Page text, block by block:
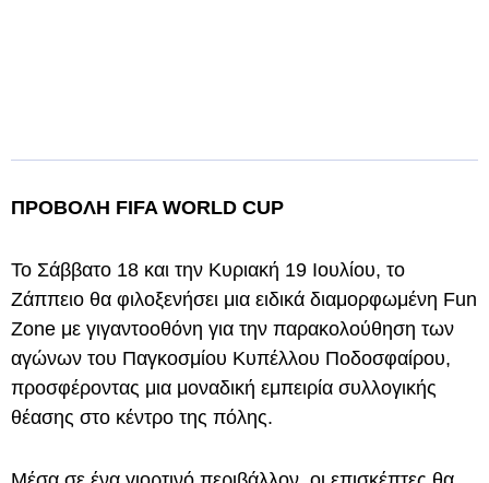
ΠΡΟΒΟΛΗ FIFA WORLD CUP
Το Σάββατο 18 και την Κυριακή 19 Ιουλίου, το
Ζάππειο θα φιλοξενήσει μια ειδικά διαμορφωμένη Fun
Zone με γιγαντοοθόνη για την παρακολούθηση των
αγώνων του Παγκοσμίου Κυπέλλου Ποδοσφαίρου,
προσφέροντας μια μοναδική εμπειρία συλλογικής
θέασης στο κέντρο της πόλης.